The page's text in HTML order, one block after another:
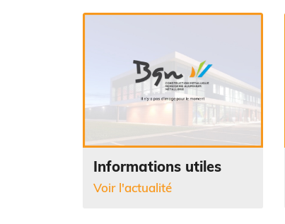
Informations utiles
Voir l'actualité